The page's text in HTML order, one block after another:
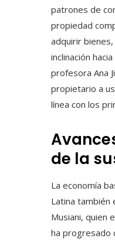
patrones de
propiedad
adquirir
inclinación
profesora Ana
propietario a
línea con los
de la
La economía
Latina también
Musiani, quien
ha progresado